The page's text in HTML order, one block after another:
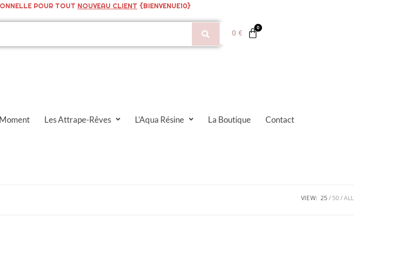
POUR TOUT NOUVEAU CLIENT {BIENVENUE10}
0 €
Les Attrape-Rêves L’Aqua Résine La Boutique Contact
VIEW: 25 50 ALL